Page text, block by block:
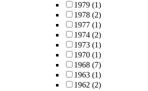
1979 (1)
1978 (2)
1977 (1)
1974 (2)
1973 (1)
1970 (1)
1968 (7)
1963 (1)
1962 (2)